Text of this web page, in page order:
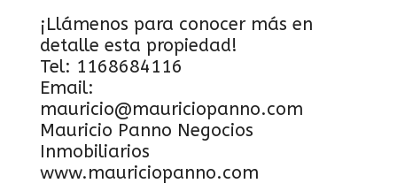
¡Llámenos para conocer más en
detalle esta propiedad!
Tel: 1168684116
Email:
mauricio@mauriciopanno.com
Mauricio Panno Negocios
Inmobiliarios
www.mauriciopanno.com